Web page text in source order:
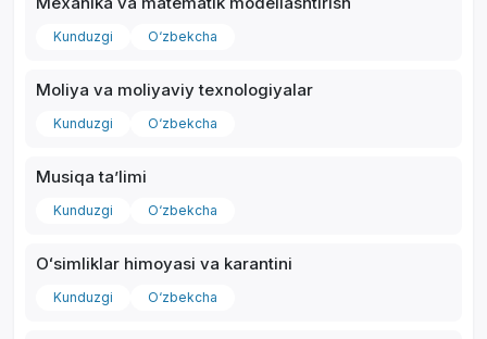
Kunduzgi O‘zbekcha
Moliya va moliyaviy texnologiyalar
Kunduzgi O‘zbekcha
Musiqa taʼlimi
Kunduzgi O‘zbekcha
Oʻsimliklar himoyasi va karantini
Kunduzgi O‘zbekcha